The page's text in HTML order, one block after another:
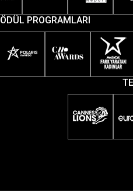
ÖDÜL PROGRAMLARI